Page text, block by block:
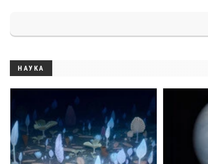
НАУКА